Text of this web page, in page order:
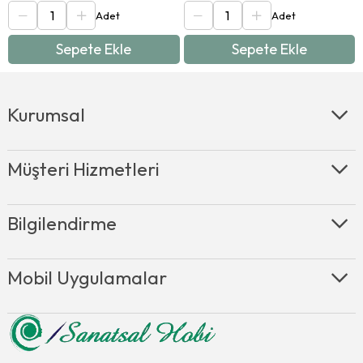
sitemizden ulaşabilirsiniz. Güvenli ödeme, ücretsiz teknik
destek ve %100 müşteri memnuniyeti sunan
Sanatsal
Hobi’den hemen alışverişinizi yapın, hızlı bir şekilde size
ulaştıralım.
Sepete Ekle Sepete Ekle
Kurumsal
Müşteri Hizmetleri
Bilgilendirme
Mobil Uygulamalar